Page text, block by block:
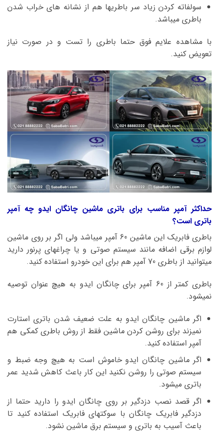
سولفاته کردن زیاد سر باطریها هم از نشانه های خراب شدن
باطری میباشد.
با مشاهده علایم فوق حتما باطری را تست و در صورت نیاز
تعویض کنید.
حداکثر آمپر مناسب برای باتری ماشین چانگان ایدو چه آمپر
باتری است؟
باطری فابریک این ماشین 60 آمپر میباشد ولی اگر بر روی ماشین
لوازم برقی اضافه مانند سیستم صوتی و یا چراغهای پرنور دارید
میتوانید از باطری 70 آمپر هم برای این خودرو استفاده کنید.
باطری کمتر از 60 آمپر برای چانگان ایدو به هیچ عنوان توصیه
نمیشود.
اگر ماشین چانگان ایدو به علت ضعیف شدن باتری استارت
نمیزند برای روشن کردن ماشین فقط از روش باطری کمکی هم
آمپر استفاده کنید.
اگر ماشین چانگان ایدو خاموش است به هیچ وجه ضبط و
سیستم صوتی را روشن نکنید این کار باعث کاهش شدید عمر
باتری میشود.
اگر قصد نصب دزدگیر بر روی چانگان ایدو را دارید حتما از
دزدگیر فابریک چانگان با سوکتهای فابریک استفاده کنید تا
باعث آسیب به باتری و سیستم برق ماشین نشود.